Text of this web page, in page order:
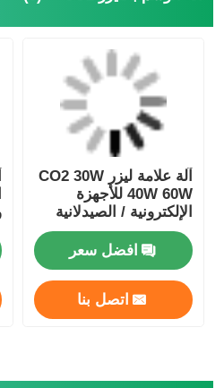
المنتجات
جولة في المعمل
ضبط الجودة
اتصل بنا
آلة علامة ليزر CO2 30W
40W 60W للأجهزة
الإلكترونية / الصيدلانية
افضل سعر
اتصل بنا